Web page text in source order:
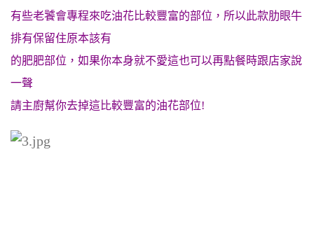
有些老饕會專程來吃油花比較豐富的部位，所以此款肋眼牛
排有保留住原本該有
的肥肥部位，如果你本身就不愛這也可以再點餐時跟店家說
一聲
請主廚幫你去掉這比較豐富的油花部位!